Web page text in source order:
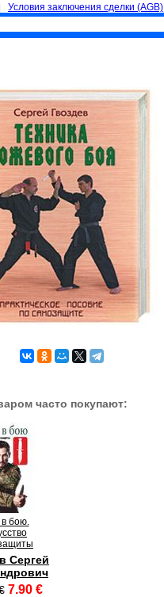
Условия заключения сделки (AGB)
часто покупают:
бою.
Сергей
7.90 €